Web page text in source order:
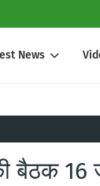
News
बैठक 16